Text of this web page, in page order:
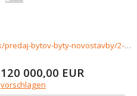
https://www.reality-ruzomberok.sk/predaj-bytov-byty-novostavby/2-izb.-Apartman-Fatrapark-1-Hrabovska-dolina-Idealny-na-investiciu-aj-relax-35587/?utm_source=areality&utm_medium=xml&utm_term=35587&utm_content=byt&utm_campaign=portaly
120 000,00 EUR
vorschlagen